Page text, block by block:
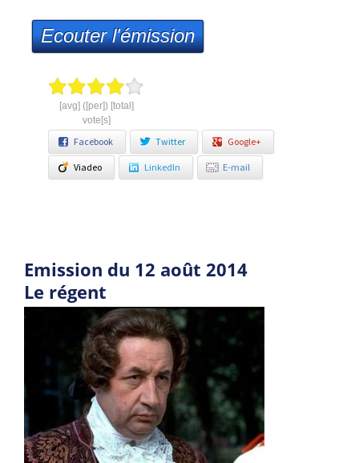
Ecouter l'émission
[avg] ([per]) [total]
vote[s]
Facebook Twitter Google+
Viadeo LinkedIn E-mail
Emission du 12 août 2014
Le régent